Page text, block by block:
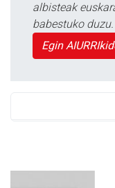
albisteak
babestuko duzu.
Egin